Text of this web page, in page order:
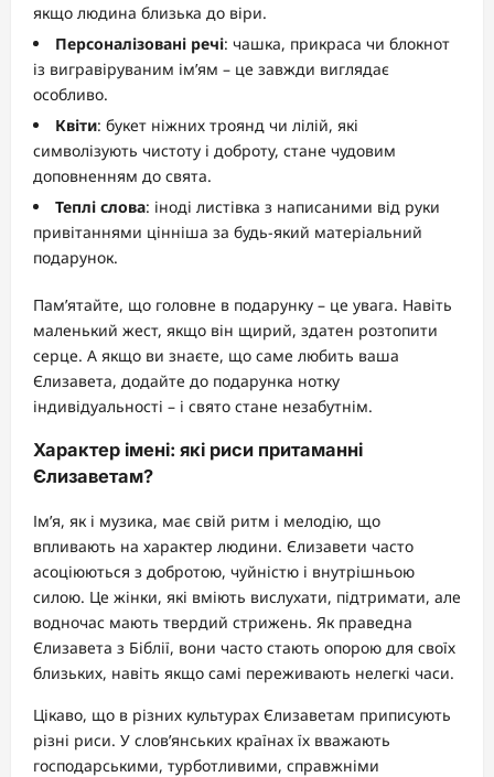
якщо людина близька до віри.
Персоналізовані речі: чашка, прикраса чи блокнот
із вигравіруваним ім’ям – це завжди виглядає
особливо.
Квіти: букет ніжних троянд чи лілій, які
символізують чистоту і доброту, стане чудовим
доповненням до свята.
Теплі слова: іноді листівка з написаними від руки
привітаннями цінніша за будь-який матеріальний
подарунок.
Пам’ятайте, що головне в подарунку – це увага. Навіть
маленький жест, якщо він щирий, здатен розтопити
серце. А якщо ви знаєте, що саме любить ваша
Єлизавета, додайте до подарунка нотку
індивідуальності – і свято стане незабутнім.
Характер імені: які риси притаманні
Єлизаветам?
Ім’я, як і музика, має свій ритм і мелодію, що
впливають на характер людини. Єлизавети часто
асоціюються з добротою, чуйністю і внутрішньою
силою. Це жінки, які вміють вислухати, підтримати, але
водночас мають твердий стрижень. Як праведна
Єлизавета з Біблії, вони часто стають опорою для своїх
близьких, навіть якщо самі переживають нелегкі часи.
Цікаво, що в різних культурах Єлизаветам приписують
різні риси. У слов’янських країнах їх вважають
господарськими, турботливими, справжніми